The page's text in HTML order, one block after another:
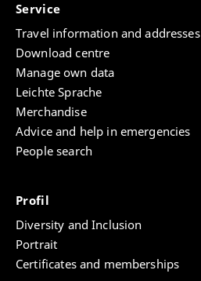
Service
Travel information and addresses
Download centre
Manage own data
Leichte Sprache
Merchandise
Advice and help in emergencies
People search
Profil
Diversity and Inclusion
Portrait
Certificates and memberships